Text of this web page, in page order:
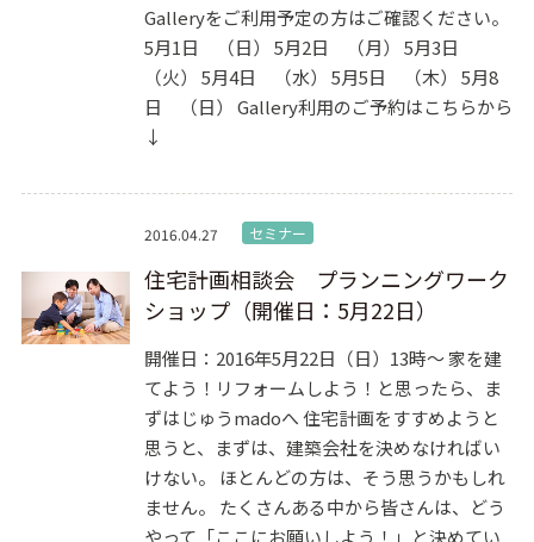
Galleryをご利用予定の方はご確認ください。
5月1日 （日） 5月2日 （月） 5月3日
（火） 5月4日 （水） 5月5日 （木） 5月8
日 （日） Gallery利用のご予約はこちらから
↓
2016.04.27 セミナー
住宅計画相談会 プランニングワーク
ショップ（開催日：5月22日）
開催日：2016年5月22日（日）13時～ 家を建
てよう！リフォームしよう！と思ったら、ま
ずはじゅうmadoへ 住宅計画をすすめようと
思うと、まずは、建築会社を決めなければい
けない。 ほとんどの方は、そう思うかもしれ
ません。 たくさんある中から皆さんは、どう
やって「ここにお願いしよう！」と決めてい